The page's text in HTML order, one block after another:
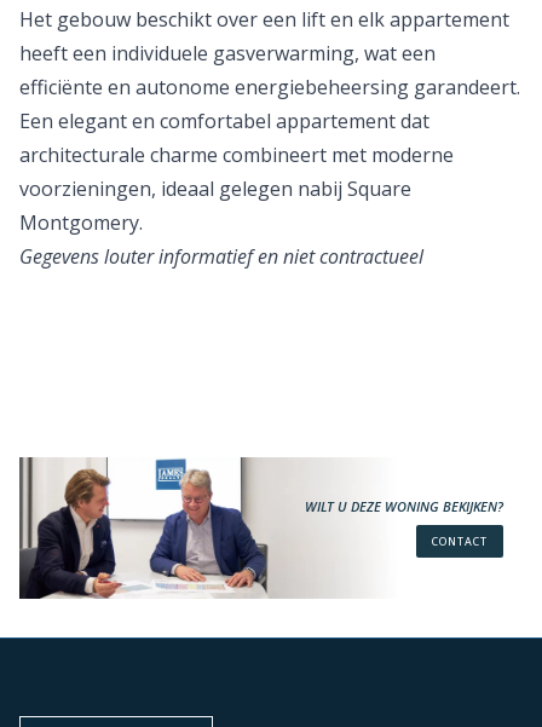
Het gebouw beschikt over een lift en elk appartement
heeft een individuele gasverwarming, wat een
efficiënte en autonome energiebeheersing garandeert.
Een elegant en comfortabel appartement dat
architecturale charme combineert met moderne
voorzieningen, ideaal gelegen nabij Square
Montgomery.
Gegevens louter informatief en niet contractueel
WILT U DEZE WONING BEKIJKEN?
CONTACT